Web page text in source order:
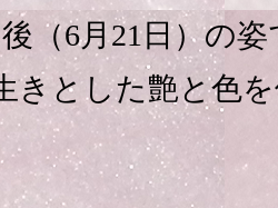
（6月21日）の
きとした艶と色